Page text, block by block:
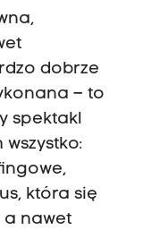
dobrze
– to
spektakl
wszystko:
która się
a nawet